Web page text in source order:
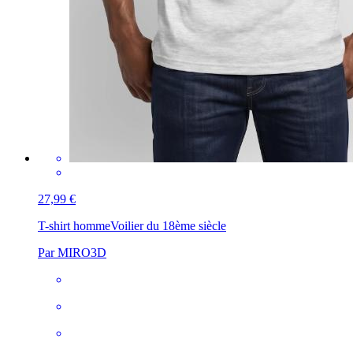
27,99 €
T-shirt hommeVoilier du 18ème siècle
Par MIRO3D